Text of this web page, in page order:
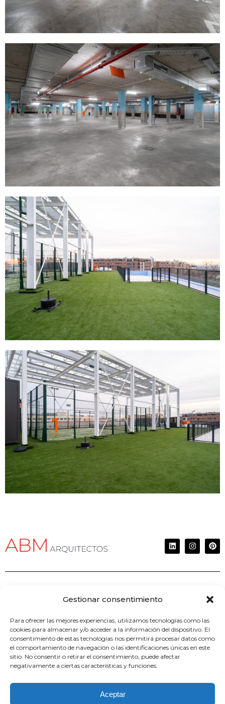
Gestionar consentimiento
Para ofrecer las mejores experiencias, utilizamos tecnologías como las
cookies para almacenar y/o acceder a la información del dispositivo. El
consentimiento de estas tecnologías nos permitirá procesar datos como
el comportamiento de navegación o las identificaciones únicas en este
sitio. No consentir o retirar el consentimiento, puede afectar
negativamente a ciertas características y funciones.
Aceptar
Álvarez Blanco Morugán Arquitectos
C/ Agustín Durán 35 – local 28028
Madrid
Telf. (+34) 914 114 375